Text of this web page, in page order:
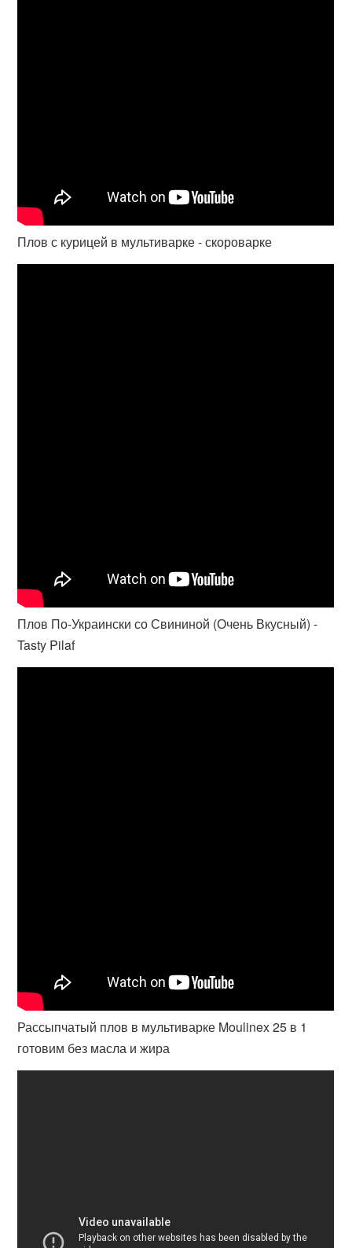
Плов с курицей в мультиварке - скороварке
Плов По-Украински со Свининой (Очень Вкусный) -
Tasty Pilaf
Рассыпчатый плов в мультиварке Moulinex 25 в 1
готовим без масла и жира